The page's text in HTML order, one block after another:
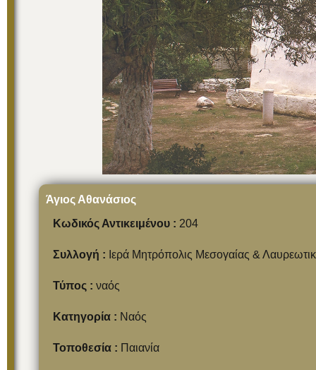
Άγιος Αθανάσιος
Κωδικός Αντικειμένου : 204
Συλλογή : Ιερά Μητρόπολις Μεσογαίας &
Τύπος : ναός
Κατηγορία : Ναός
Τοποθεσία : Παιανία